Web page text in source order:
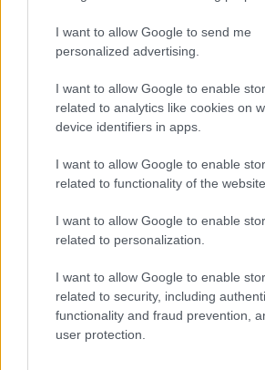
I want to allow Google to send me
personalized advertising.
I want to allow Google to enable
related to analytics like cookies on
device identifiers in apps.
I want to allow Google to enable
related to functionality of the
I want to allow Google to enable
related to personalization.
I want to allow Google to enable
related to security, including
functionality and fraud prevention,
user protection.
fine agosto
amate dell’estate 2026
Nuovi posti auto in via La
provvisorio a La Maddalena
Allarme truffe a Berchidda,
bussano alle porte